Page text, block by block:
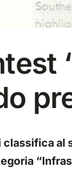
classifica al
“